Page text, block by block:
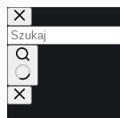
Przejdź
do
treści
Brak
wyników